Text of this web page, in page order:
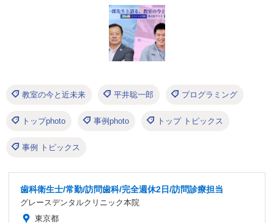
教室の今と近未来 平井聡一郎 プログラミング
トップphoto 事例photo トップ トピックス
事例 トピックス
歯科衛生士/常勤/訪問歯科/完全週休2日/訪問診療担当
グレースデンタルクリニック本院
東京都